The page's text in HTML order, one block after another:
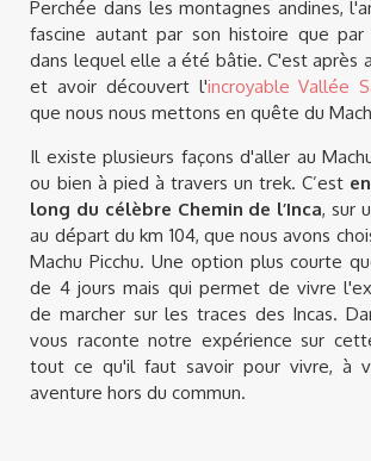
Perchée dans les montagnes andines,
fascine autant par son histoire que par
dans lequel elle a été bâtie. C'est après
et avoir découvert l'incroyable Vallée
que nous nous mettons en quête du
Il existe plusieurs façons d'aller au
ou bien à pied à travers un trek. C’est
long du célèbre Chemin de l’Inca, sur
au départ du km 104, que nous avons
Machu Picchu. Une option plus courte
de 4 jours mais qui permet de vivre
de marcher sur les traces des Incas.
vous raconte notre expérience sur
tout ce qu'il faut savoir pour vivre, à
aventure hors du commun.